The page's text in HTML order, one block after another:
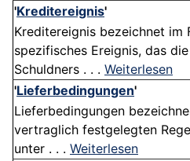
'Kreditereignis'
Kreditereignis bezeichnet im
spezifisches Ereignis, das
Schuldners . . . Weiterlesen
'Lieferbedingungen'
Lieferbedingungen
vertraglich festgelegten
unter . . . Weiterlesen